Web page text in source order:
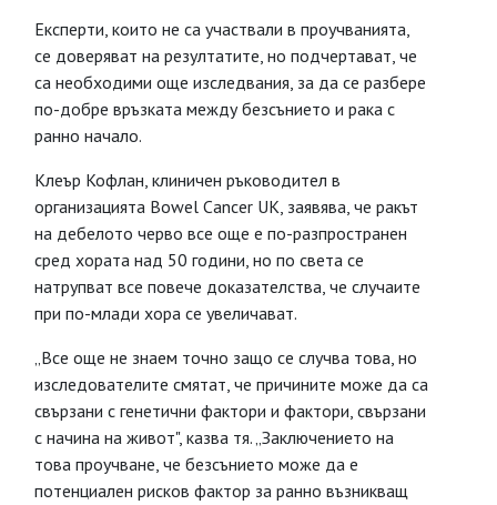
Експерти, които не са участвали в проучванията,
се доверяват на резултатите, но подчертават, че
са необходими още изследвания, за да се разбере
по-добре връзката между безсънието и рака с
ранно начало.
Клеър Кофлан, клиничен ръководител в
организацията Bowel Cancer UK, заявява, че ракът
на дебелото черво все още е по-разпространен
сред хората над 50 години, но по света се
натрупват все повече доказателства, че случаите
при по-млади хора се увеличават.
„Все още не знаем точно защо се случва това, но
изследователите смятат, че причините може да са
свързани с генетични фактори и фактори, свързани
с начина на живот", казва тя. „Заключението на
това проучване, че безсънието може да е
потенциален рисков фактор за ранно възникващ